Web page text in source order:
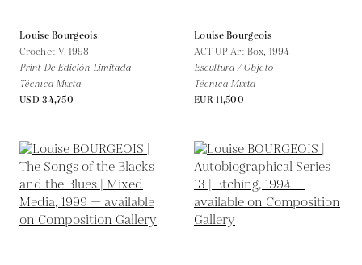
Louise Bourgeois
Crochet V,1998
Print De Edición Limitada
Técnica Mixta
USD 34,750
Louise Bourgeois
ACT UP Art Box, 1994
Escultura / Objeto
Técnica Mixta
EUR 11,500